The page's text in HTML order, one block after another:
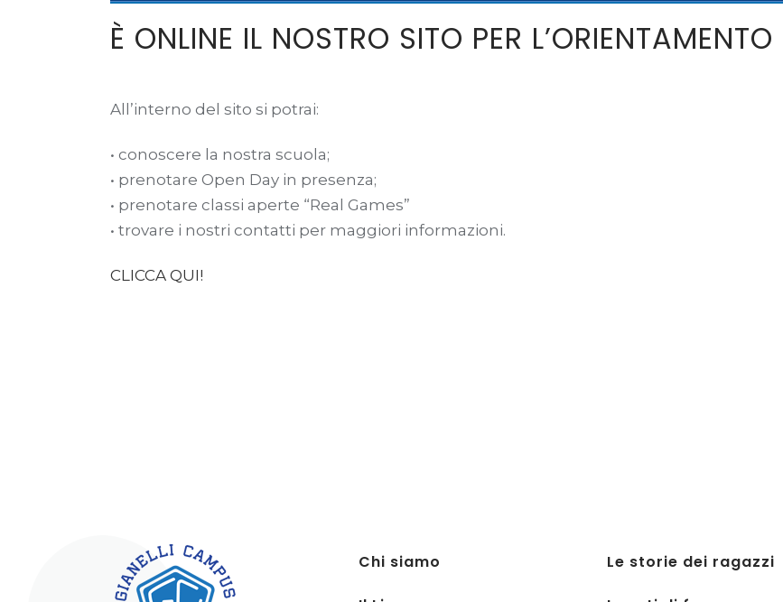
È ONLINE IL NOSTRO SITO PER L’ORIENTAMENTO
All’interno del sito si potrai:
• conoscere la nostra scuola;
• prenotare Open Day in presenza;
• prenotare classi aperte “Real Games”
• trovare i nostri contatti per maggiori informazioni.
CLICCA QUI!
Chi siamo Le storie dei ragazzi